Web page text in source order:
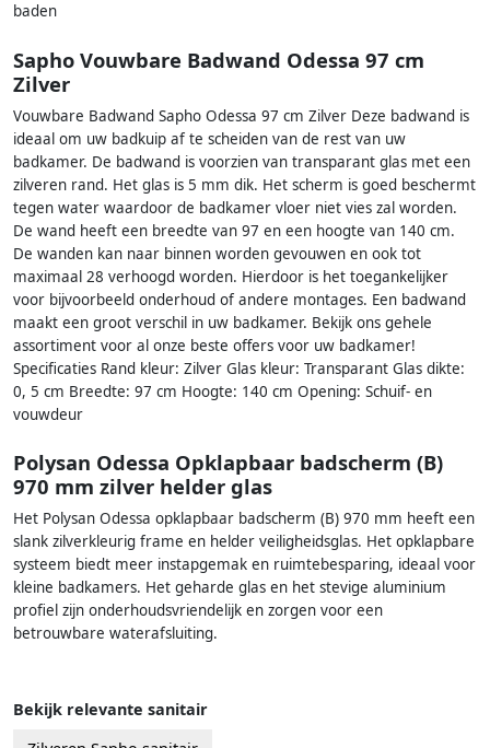
baden
Sapho Vouwbare Badwand Odessa 97 cm
Zilver
Vouwbare Badwand Sapho Odessa 97 cm Zilver Deze badwand is
ideaal om uw badkuip af te scheiden van de rest van uw
badkamer. De badwand is voorzien van transparant glas met een
zilveren rand. Het glas is 5 mm dik. Het scherm is goed beschermt
tegen water waardoor de badkamer vloer niet vies zal worden.
De wand heeft een breedte van 97 en een hoogte van 140 cm.
De wanden kan naar binnen worden gevouwen en ook tot
maximaal 28 verhoogd worden. Hierdoor is het toegankelijker
voor bijvoorbeeld onderhoud of andere montages. Een badwand
maakt een groot verschil in uw badkamer. Bekijk ons gehele
assortiment voor al onze beste offers voor uw badkamer!
Specificaties Rand kleur: Zilver Glas kleur: Transparant Glas dikte:
0, 5 cm Breedte: 97 cm Hoogte: 140 cm Opening: Schuif- en
vouwdeur
Polysan Odessa Opklapbaar badscherm (B)
970 mm zilver helder glas
Het Polysan Odessa opklapbaar badscherm (B) 970 mm heeft een
slank zilverkleurig frame en helder veiligheidsglas. Het opklapbare
systeem biedt meer instapgemak en ruimtebesparing, ideaal voor
kleine badkamers. Het geharde glas en het stevige aluminium
profiel zijn onderhoudsvriendelijk en zorgen voor een
betrouwbare waterafsluiting.
Bekijk relevante sanitair